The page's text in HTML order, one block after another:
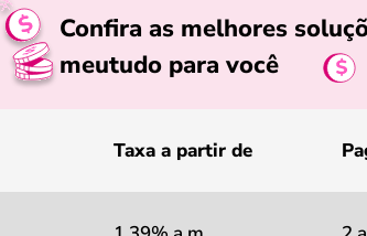
Confira as melhores
meutudo para você
Taxa a partir de